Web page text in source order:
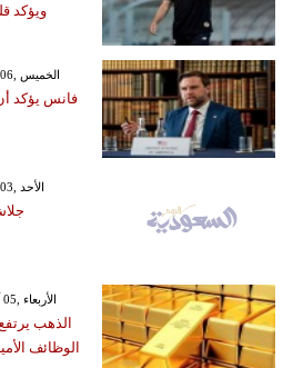
ويؤكد
GMT 04:23 2026 الخميس ,06 آب / أغسطس
فانس يؤكد
GMT 00:00 2016 الأحد ,03 تموز / يوليو
GMT 05:48 2026 الأربعاء ,05 آب / أغسطس
الذهب
الوظائف